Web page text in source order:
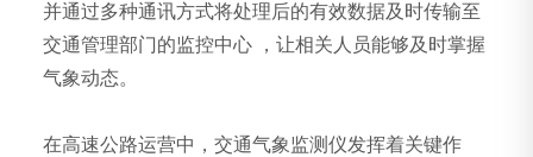
并通过多种通讯方式将处理后的有效数据及时传输至
交通管理部门的监控中心 ，让相关人员能够及时掌握
气象动态。
在高速公路运营中，交通气象监测仪发挥着关键作